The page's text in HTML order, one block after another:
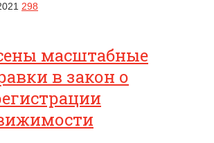
298
масштабные
в закон о